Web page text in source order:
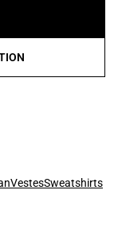
VestesSweatshirts